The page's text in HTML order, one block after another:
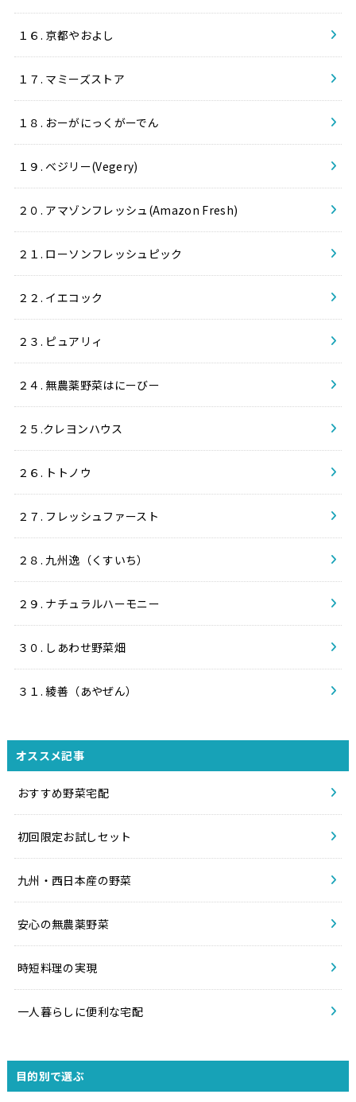
１６. 京都やおよし
１７. マミーズストア
１８. おーがにっくがーでん
１９. ベジリー(Vegery)
２０. アマゾンフレッシュ(Amazon Fresh)
２１. ローソンフレッシュピック
２２. イエコック
２３. ピュアリィ
２４. 無農薬野菜はにーびー
２５.クレヨンハウス
２６. トトノウ
２７. フレッシュファースト
２８. 九州逸（くすいち）
２９. ナチュラルハーモニー
３０. しあわせ野菜畑
３１. 綾善（あやぜん）
オススメ記事
おすすめ野菜宅配
初回限定お試しセット
九州・西日本産の野菜
安心の無農薬野菜
時短料理の実現
一人暮らしに便利な宅配
目的別で選ぶ